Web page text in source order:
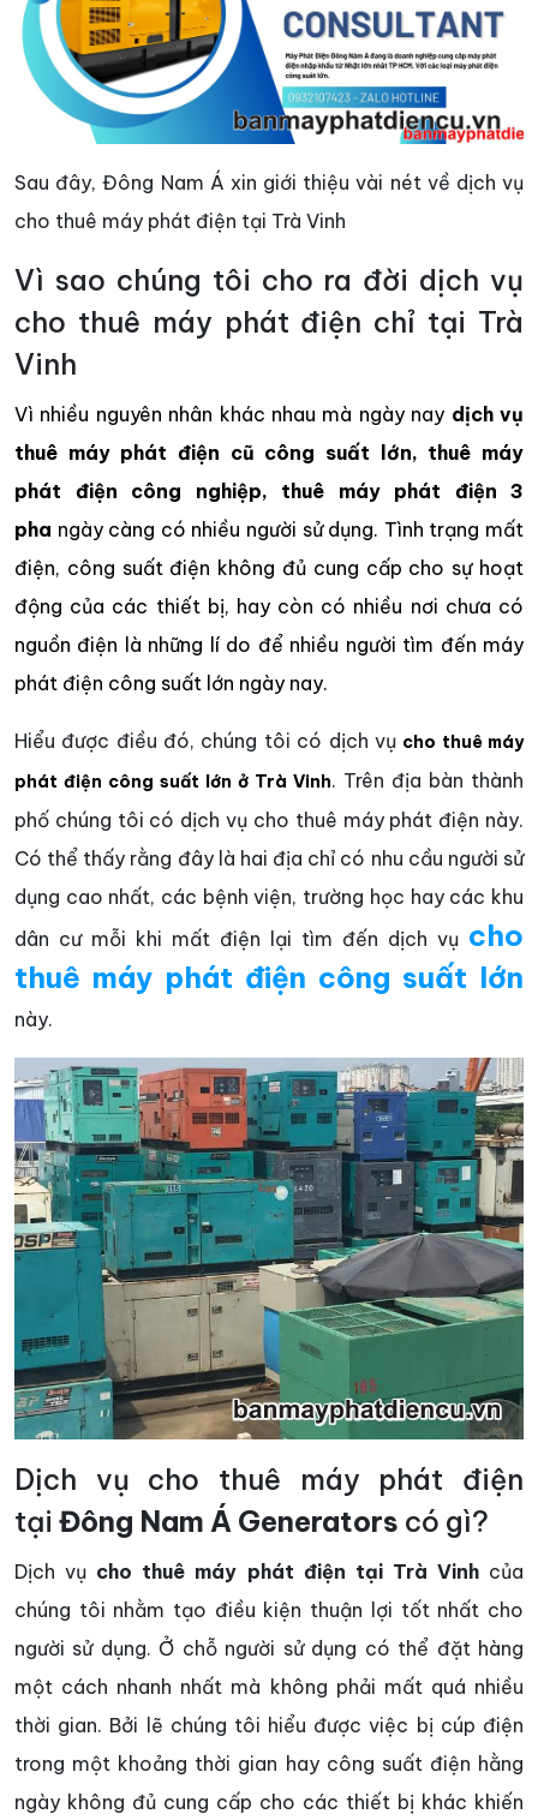
Sau đây, Đông Nam Á xin giới thiệu vài nét về dịch vụ
cho thuê máy phát điện tại Trà Vinh
Vì sao chúng tôi cho ra đời dịch vụ
cho thuê máy phát điện chỉ tại Trà
Vinh
Vì nhiều nguyên nhân khác nhau mà ngày nay dịch vụ
thuê máy phát điện cũ công suất lớn, thuê máy
phát điện công nghiệp, thuê máy phát điện 3
pha ngày càng có nhiều người sử dụng. Tình trạng mất
điện, công suất điện không đủ cung cấp cho sự hoạt
động của các thiết bị, hay còn có nhiều nơi chưa có
nguồn điện là những lí do để nhiều người tìm đến máy
phát điện công suất lớn ngày nay.
Hiểu được điều đó, chúng tôi có dịch vụ cho thuê máy
phát điện công suất lớn ở Trà Vinh. Trên địa bàn thành
phố chúng tôi có dịch vụ cho thuê máy phát điện này.
Có thể thấy rằng đây là hai địa chỉ có nhu cầu người sử
dụng cao nhất, các bệnh viện, trường học hay các khu
dân cư mỗi khi mất điện lại tìm đến dịch vụ cho
thuê máy phát điện công suất lớn
này.
Dịch vụ cho thuê máy phát điện
tại Đông Nam Á Generators có gì?
Dịch vụ cho thuê máy phát điện tại Trà Vinhcủa
chúng tôi nhằm tạo điều kiện thuận lợi tốt nhất cho
người sử dụng. Ở chỗ người sử dụng có thể đặt hàng
một cách nhanh nhất mà không phải mất quá nhiều
thời gian. Bởi lẽ chúng tôi hiểu được việc bị cúp điện
trong một khoảng thời gian hay công suất điện hằng
ngày không đủ cung cấp cho các thiết bị khác khiến